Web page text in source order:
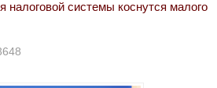
налоговой системы коснутся малого